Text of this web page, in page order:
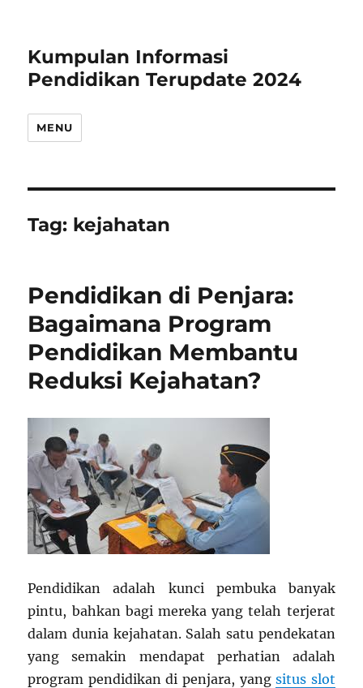
Kumpulan Informasi
Pendidikan Terupdate 2024
MENU
Tag: kejahatan
Pendidikan di Penjara:
Bagaimana Program
Pendidikan Membantu
Reduksi Kejahatan?
Pendidikan adalah kunci pembuka banyak
pintu, bahkan bagi mereka yang telah terjerat
dalam dunia kejahatan. Salah satu pendekatan
yang semakin mendapat perhatian adalah
program pendidikan di penjara, yangsitus slot